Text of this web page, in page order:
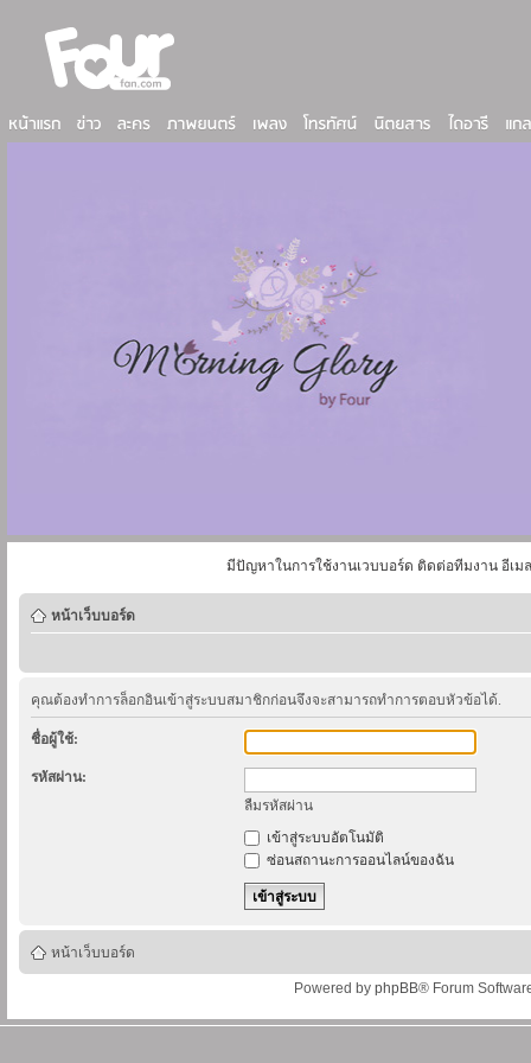
มีปัญหาในการใช้งานเวบบอร์ด ติดต่อทีมงาน อีเม
หน้าเว็บบอร์ด
คุณต้องทำการล็อกอินเข้าสู่ระบบสมาชิกก่อนจึงจะสามารถทำการตอบหัวข้อได้.
ชื่อผู้ใช้:
รหัสผ่าน:
ลืมรหัสผ่าน
เข้าสู่ระบบอัตโนมัติ
ซ่อนสถานะการออนไลน์ของฉัน
หน้าเว็บบอร์ด
Powered by phpBB® Forum